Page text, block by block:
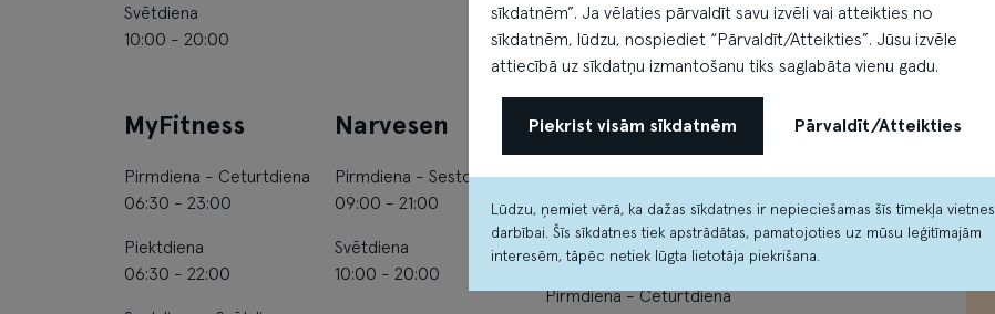
Svētdiena
10:00 - 20:00
MyFitness
Pirmdiena - Ceturtdiena
06:30 - 23:00
Piektdiena
06:30 - 22:00
Narvesen
Pirmdiena - Sestdiena
09:00 - 21:00
Svētdiena
10:00 - 20:00
O’Learys
izklaides
centrs
Pirmdiena - Ceturtdiena
Čili pizza
Pirmdiena - Svētdiena
10:00 - 21:00
sīkdatnēm”. Ja vēlaties pārvaldīt savu izvēli vai atteikties no
sīkdatnēm, lūdzu, nospiediet “Pārvaldīt/Atteikties”. Jūsu izvēle
attiecībā uz sīkdatņu izmantošanu tiks saglabāta vienu gadu.
Piekrist visām sīkdatnēm Pārvaldīt/Atteikties
Lūdzu, ņemiet vērā, ka dažas sīkdatnes ir nepieciešamas šīs tīmekļa vietnes
darbībai. Šīs sīkdatnes tiek apstrādātas, pamatojoties uz mūsu leģitīmajām
interesēm, tāpēc netiek lūgta lietotāja piekrišana.